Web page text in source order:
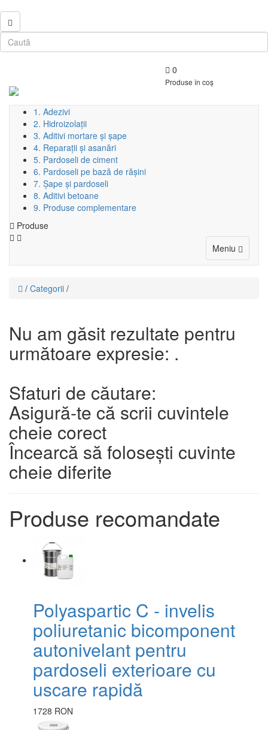
0
Produse în coș
1. Adezivi
2. Hidroizolații
3. Aditivi mortare și șape
4. Reparații și asanări
5. Pardoseli de ciment
6. Pardoseli pe bază de rășini
7. Șape și pardoseli
8. Aditivi betoane
9. Produse complementare
Produse
Meniu Toggle
/ Categorii /
Nu am găsit rezultate pentru
următoare expresie: .
Sfaturi de căutare:
Asigură-te că scrii cuvintele
cheie corect
Încearcă să folosești cuvinte
cheie diferite
Produse recomandate
Polyaspartic C - invelis
poliuretanic bicomponent
autonivelant pentru
pardoseli exterioare cu
uscare rapidă
1728 RON